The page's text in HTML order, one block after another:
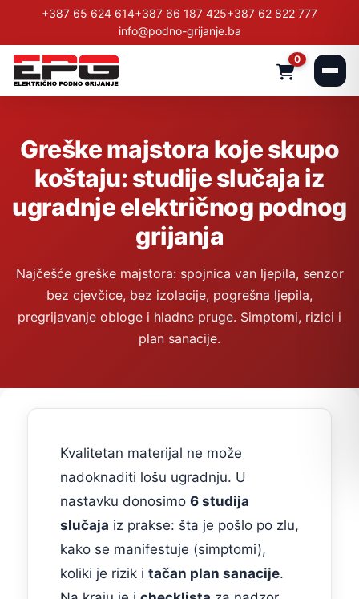
+387 65 624 614+387 66 187 425+387 62 822 777
info@podno-grijanje.ba
0
Greške majstora koje skupo
koštaju: studije slučaja iz
ugradnje električnog podnog
grijanja
Najčešće greške majstora: spojnica van ljepila, senzor
bez cjevčice, bez izolacije, pogrešna ljepila,
pregrijavanje obloge i hladne pruge. Simptomi, rizici i
plan sanacije.
Kvalitetan materijal ne može
nadoknaditi lošu ugradnju. U
nastavku donosimo 6 studija
slučaja iz prakse: šta je pošlo po zlu,
kako se manifestuje (simptomi),
koliki je rizik i tačan plan sanacije.